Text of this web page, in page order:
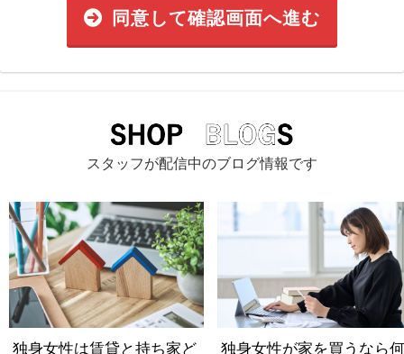
同意して確認画面へ進む
スタッフが配信中のブログ情報です